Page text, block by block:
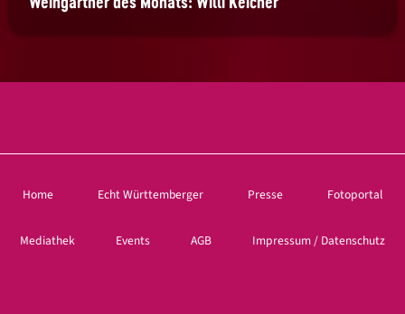
Home Echt Württemberger Presse Fotoportal
Mediathek Events AGB Impressum / Datenschutz